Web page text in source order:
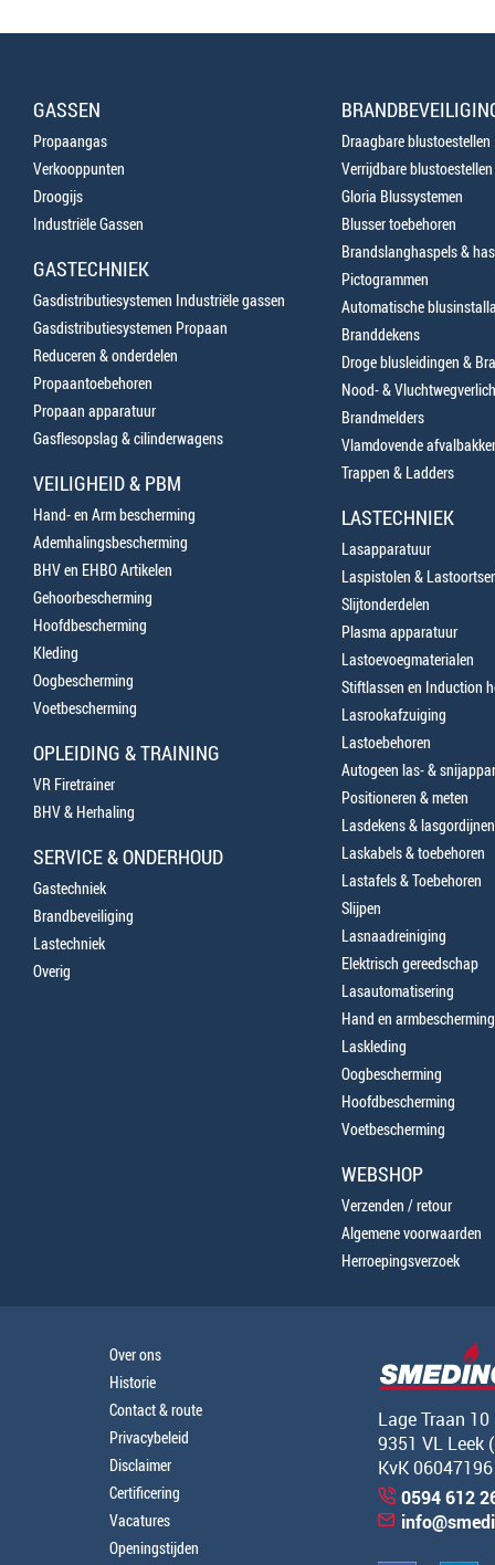
GASSEN
Propaangas
Verkooppunten
Droogijs
Industriële Gassen
GASTECHNIEK
Gasdistributiesystemen Industriële gassen
Gasdistributiesystemen Propaan
Reduceren & onderdelen
Propaantoebehoren
Propaan apparatuur
Gasflesopslag & cilinderwagens
VEILIGHEID & PBM
Hand- en Arm bescherming
Ademhalingsbescherming
BHV en EHBO Artikelen
Gehoorbescherming
Hoofdbescherming
Kleding
Oogbescherming
Voetbescherming
OPLEIDING & TRAINING
VR Firetrainer
BHV & Herhaling
SERVICE & ONDERHOUD
Gastechniek
Brandbeveiliging
Lastechniek
Overig
Draagbare blustoestellen
Verrijdbare blustoestellen
Gloria Blussystemen
Blusser toebehoren
Brandslanghaspels &
Pictogrammen
Automatische
Branddekens
Droge blusleidingen &
Nood- &
Brandmelders
Vlamdovende
Trappen & Ladders
LASTECHNIEK
Lasapparatuur
Laspistolen &
Slijtonderdelen
Plasma apparatuur
Lastoevoegmaterialen
Stiftlassen en Induction
Lasrookafzuiging
Lastoebehoren
Autogeen las- &
Positioneren & meten
Lasdekens & lasgordijnen
Laskabels & toebehoren
Lastafels & Toebehoren
Slijpen
Lasnaadreiniging
Elektrisch gereedschap
Lasautomatisering
Hand en armbescherming
Laskleding
Oogbescherming
Hoofdbescherming
Voetbescherming
WEBSHOP
Verzenden / retour
Algemene voorwaarden
Herroepingsverzoek
Over ons
Historie
Contact & route
Privacybeleid
Disclaimer
Certificering
Vacatures
Openingstijden
Lage Traan 10
9351 VL Leek
KvK 06047196
0594 612